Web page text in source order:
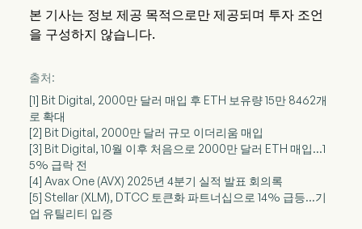
본 기사는 정보 제공 목적으로만 제공되며 투자 조언
을 구성하지 않습니다.
출처:
[1] Bit Digital, 2000만 달러 매입 후 ETH 보유량 15만 8462개
로 확대
[2] Bit Digital, 2000만 달러 규모 이더리움 매입
[3] Bit Digital, 10월 이후 처음으로 2000만 달러 ETH 매입…1
5% 급락 전
[4] Avax One (AVX) 2025년 4분기 실적 발표 회의록
[5] Stellar (XLM), DTCC 토큰화 파트너십으로 14% 급등…기
업 유틸리티 입증